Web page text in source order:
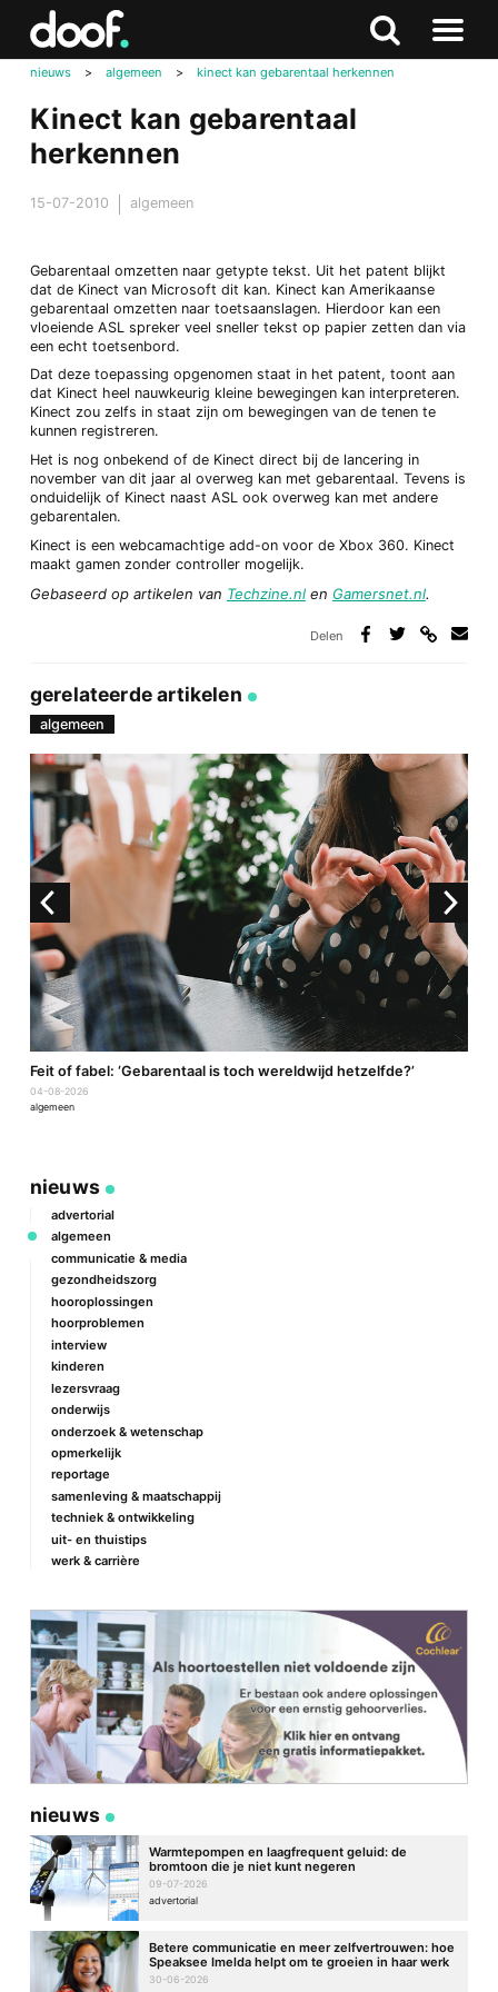
Zoeken
Naar
nieuws > algemeen > kinect kan gebarentaal herkennen
Kinect kan gebarentaal
herkennen
15-07-2010 algemeen
Gebarentaal omzetten naar getypte tekst. Uit het patent blijkt
dat de Kinect van Microsoft dit kan. Kinect kan Amerikaanse
gebarentaal omzetten naar toetsaanslagen. Hierdoor kan een
vloeiende ASL spreker veel sneller tekst op papier zetten dan via
een echt toetsenbord.
Dat deze toepassing opgenomen staat in het patent, toont aan
dat Kinect heel nauwkeurig kleine bewegingen kan interpreteren.
Kinect zou zelfs in staat zijn om bewegingen van de tenen te
kunnen registreren.
Het is nog onbekend of de Kinect direct bij de lancering in
november van dit jaar al overweg kan met gebarentaal. Tevens is
onduidelijk of Kinect naast ASL ook overweg kan met andere
gebarentalen.
Kinect is een webcamachtige add-on voor de Xbox 360. Kinect
maakt gamen zonder controller mogelijk.
Gebaseerd op artikelen van Techzine.nlen Gamersnet.nl.
Delen
gerelateerde artikelen
algemeen
Feit of fabel: ‘Gebarentaal is toch wereldwijd hetzelfde?’
04-08-2026
algemeen
nieuws
advertorial
algemeen
communicatie & media
gezondheidszorg
hooroplossingen
hoorproblemen
interview
kinderen
lezersvraag
onderwijs
onderzoek & wetenschap
opmerkelijk
reportage
samenleving & maatschappij
techniek & ontwikkeling
uit- en thuistips
werk & carrière
nieuws
Warmtepompen en laagfrequent geluid: de
bromtoon die je niet kunt negeren
09-07-2026
advertorial
Betere communicatie en meer zelfvertrouwen: hoe
Speaksee Imelda helpt om te groeien in haar werk
30-06-2026
Doof.nl
Zoeken